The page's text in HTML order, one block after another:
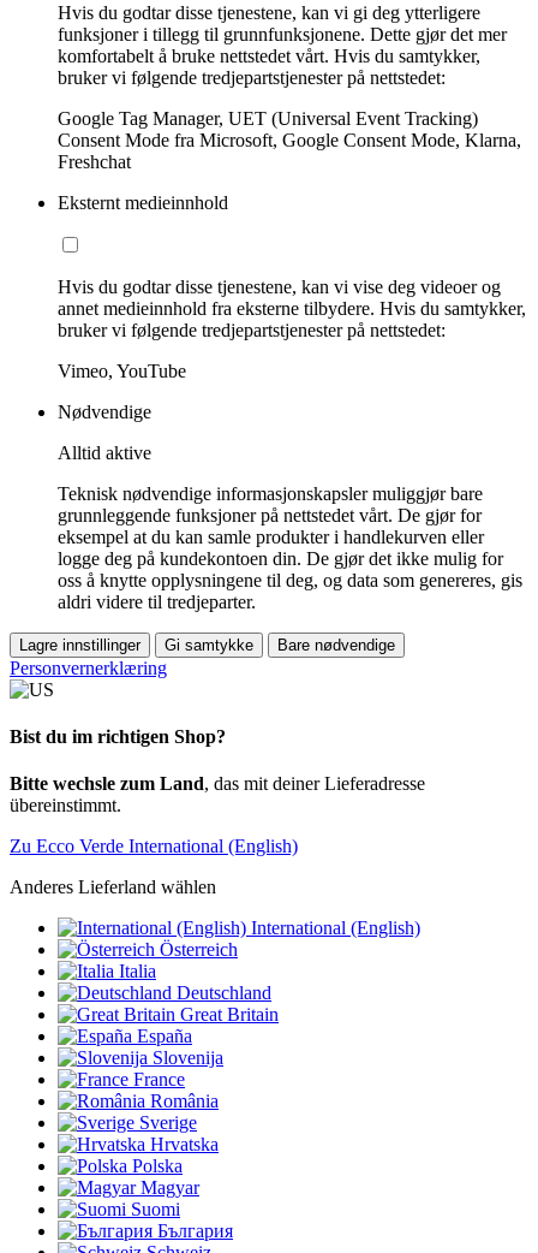
Hvis du godtar disse tjenestene, kan vi gi deg ytterligere
funksjoner i tillegg til grunnfunksjonene. Dette gjør det mer
komfortabelt å bruke nettstedet vårt. Hvis du samtykker,
bruker vi følgende tredjepartstjenester på nettstedet:
Google Tag Manager, UET (Universal Event Tracking)
Consent Mode fra Microsoft, Google Consent Mode, Klarna,
Freshchat
Eksternt medieinnhold
Hvis du godtar disse tjenestene, kan vi vise deg videoer og
annet medieinnhold fra eksterne tilbydere. Hvis du samtykker,
bruker vi følgende tredjepartstjenester på nettstedet:
Vimeo, YouTube
Nødvendige
Alltid aktive
Teknisk nødvendige informasjonskapsler muliggjør bare
grunnleggende funksjoner på nettstedet vårt. De gjør for
eksempel at du kan samle produkter i handlekurven eller
logge deg på kundekontoen din. De gjør det ikke mulig for
oss å knytte opplysningene til deg, og data som genereres, gis
aldri videre til tredjeparter.
Lagre innstillinger Gi samtykke Bare nødvendige
Personvernerklæring
Bist du im richtigen Shop?
Bitte wechsle zum Land, das mit deiner Lieferadresse
übereinstimmt.
Zu Ecco Verde International (English)
Anderes Lieferland wählen
International (English)
Österreich
Italia
Deutschland
Great Britain
España
Slovenija
France
România
Sverige
Hrvatska
Polska
Magyar
Suomi
България